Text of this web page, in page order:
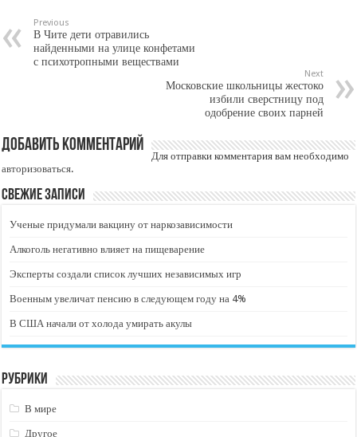
Previous
В Чите дети отравились
найденными на улице конфетами
с психотропными веществами
Next
Московские школьницы жестоко
избили сверстницу под
одобрение своих парней
Добавить комментарий
Для отправки комментария вам необходимо
авторизоваться.
Свежие записи
Ученые придумали вакцину от наркозависимости
Алкоголь негативно влияет на пищеварение
Эксперты создали список лучших независимых игр
Военным увеличат пенсию в следующем году на 4%
В США начали от холода умирать акулы
Рубрики
В мире
Другое